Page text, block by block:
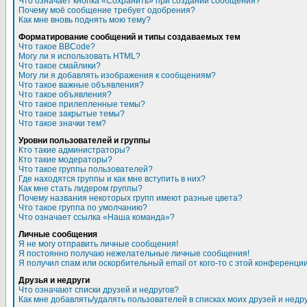
Почему моё сообщение требует одобрения?
Как мне вновь поднять мою тему?
Форматирование сообщений и типы создаваемых тем
Что такое BBCode?
Могу ли я использовать HTML?
Что такое смайлики?
Могу ли я добавлять изображения к сообщениям?
Что такое важные объявления?
Что такое объявления?
Что такое прилепленные темы?
Что такое закрытые темы?
Что такое значки тем?
Уровни пользователей и группы
Кто такие администраторы?
Кто такие модераторы?
Что такое группы пользователей?
Где находятся группы и как мне вступить в них?
Как мне стать лидером группы?
Почему названия некоторых групп имеют разные цвета?
Что такое группа по умолчанию?
Что означает ссылка «Наша команда»?
Личные сообщения
Я не могу отправить личные сообщения!
Я постоянно получаю нежелательные личные сообщения!
Я получил спам или оскорбительный email от кого-то с этой
Друзья и недруги
Что означают списки друзей и недругов?
Как мне добавлять/удалять пользователей в списках моих друзей и